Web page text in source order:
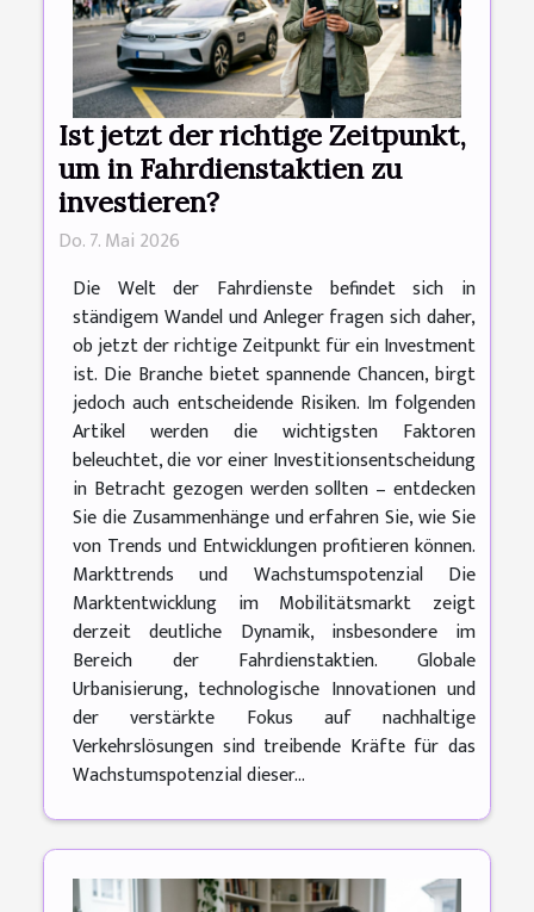
Ist jetzt der richtige Zeitpunkt,
um in Fahrdienstaktien zu
investieren?
Do. 7. Mai 2026
Die Welt der Fahrdienste befindet sich in
ständigem Wandel und Anleger fragen sich daher,
ob jetzt der richtige Zeitpunkt für ein Investment
ist. Die Branche bietet spannende Chancen, birgt
jedoch auch entscheidende Risiken. Im folgenden
Artikel werden die wichtigsten Faktoren
beleuchtet, die vor einer Investitionsentscheidung
in Betracht gezogen werden sollten – entdecken
Sie die Zusammenhänge und erfahren Sie, wie Sie
von Trends und Entwicklungen profitieren können.
Markttrends und Wachstumspotenzial Die
Marktentwicklung im Mobilitätsmarkt zeigt
derzeit deutliche Dynamik, insbesondere im
Bereich der Fahrdienstaktien. Globale
Urbanisierung, technologische Innovationen und
der verstärkte Fokus auf nachhaltige
Verkehrslösungen sind treibende Kräfte für das
Wachstumspotenzial dieser...